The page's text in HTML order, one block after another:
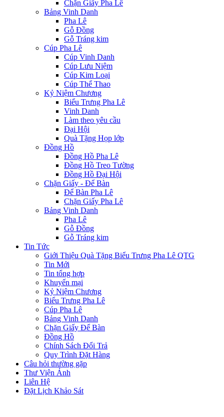
Chặn Giấy Pha Lê
Bảng Vinh Danh
Pha Lê
Gỗ Đồng
Gỗ Tráng kim
Cúp Pha Lê
Cúp Vinh Danh
Cúp Lưu Niệm
Cúp Kim Loại
Cúp Thể Thao
Kỷ Niệm Chương
Biểu Trưng Pha Lê
Vinh Danh
Làm theo yêu cầu
Đại Hội
Quà Tặng Họp lớp
Đồng Hồ
Đồng Hồ Pha Lê
Đồng Hồ Treo Tường
Đồng Hồ Đại Hội
Chặn Giấy - Để Bàn
Để Bàn Pha Lê
Chặn Giấy Pha Lê
Bảng Vinh Danh
Pha Lê
Gỗ Đồng
Gỗ Tráng kim
Tin Tức
Giới Thiệu Quà Tặng Biểu Trưng Pha Lê QTG
Tin Mới
Tin tổng hợp
Khuyến mại
Kỷ Niệm Chương
Biểu Trưng Pha Lê
Cúp Pha Lê
Bảng Vinh Danh
Chặn Giấy Để Bàn
Đồng Hồ
Chính Sách Đổi Trả
Quy Trình Đặt Hàng
Câu hỏi thường gặp
Thư Viện Ảnh
Liên Hệ
Đặt Lịch Khảo Sát